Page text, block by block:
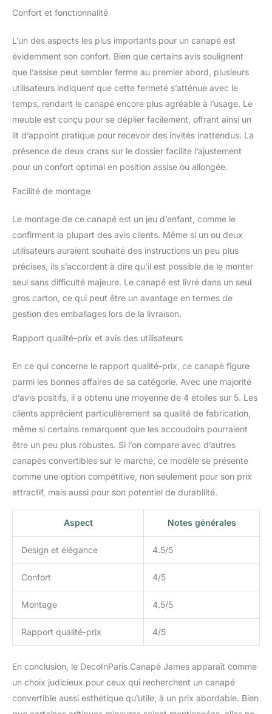
Confort et fonctionnalité
L’un des aspects les plus importants pour un canapé est
évidemment son confort. Bien que certains avis soulignent
que l’assise peut sembler ferme au premier abord, plusieurs
utilisateurs indiquent que cette fermeté s’atténue avec le
temps, rendant le canapé encore plus agréable à l’usage. Le
meuble est conçu pour se déplier facilement, offrant ainsi un
lit d’appoint pratique pour recevoir des invités inattendus. La
présence de deux crans sur le dossier facilite l’ajustement
pour un confort optimal en position assise ou allongée.
Facilité de montage
Le montage de ce canapé est un jeu d’enfant, comme le
confirment la plupart des avis clients. Même si un ou deux
utilisateurs auraient souhaité des instructions un peu plus
précises, ils s’accordent à dire qu’il est possible de le monter
seul sans difficulté majeure. Le canapé est livré dans un seul
gros carton, ce qui peut être un avantage en termes de
gestion des emballages lors de la livraison.
Rapport qualité-prix et avis des utilisateurs
En ce qui concerne le rapport qualité-prix, ce canapé figure
parmi les bonnes affaires de sa catégorie. Avec une majorité
d’avis positifs, il a obtenu une moyenne de 4 étoiles sur 5. Les
clients apprécient particulièrement sa qualité de fabrication,
même si certains remarquent que les accoudoirs pourraient
être un peu plus robustes. Si l’on compare avec d’autres
canapés convertibles sur le marché, ce modèle se présente
comme une option compétitive, non seulement pour son prix
attractif, mais aussi pour son potentiel de durabilité.
Aspect Notes générales
Design et élégance 4.5/5
Confort 4/5
Montage 4.5/5
Rapport qualité-prix 4/5
En conclusion, le DecoInParis Canapé James apparaît comme
un choix judicieux pour ceux qui recherchent un canapé
convertible aussi esthétique qu’utile, à un prix abordable. Bien